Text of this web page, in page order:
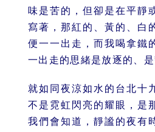
味是苦的，但卻是在平靜
寫著，那紅的、黃的、白
便一一出走，而我喝拿鐵
一出走的思緒是放逐的、是
就如同夜涼如水的台北十
不是霓虹閃亮的耀眼，是
我們會知道，靜謐的夜有